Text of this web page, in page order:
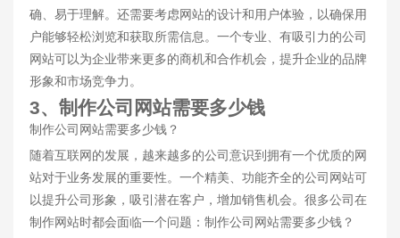
确、易于理解。还需要考虑网站的设计和用户体验，以确保用
户能够轻松浏览和获取所需信息。一个专业、有吸引力的公司
网站可以为企业带来更多的商机和合作机会，提升企业的品牌
形象和市场竞争力。
3、制作公司网站需要多少钱
制作公司网站需要多少钱？
随着互联网的发展，越来越多的公司意识到拥有一个优质的网
站对于业务发展的重要性。一个精美、功能齐全的公司网站可
以提升公司形象，吸引潜在客户，增加销售机会。很多公司在
制作网站时都会面临一个问题：制作公司网站需要多少钱？